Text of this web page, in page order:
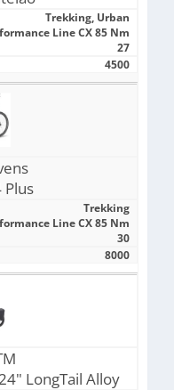
Trekking, Urban
Line CX 85 Nm
27
4500
Plus
Trekking
Line CX 85 Nm
30
8000
LongTail Alloy